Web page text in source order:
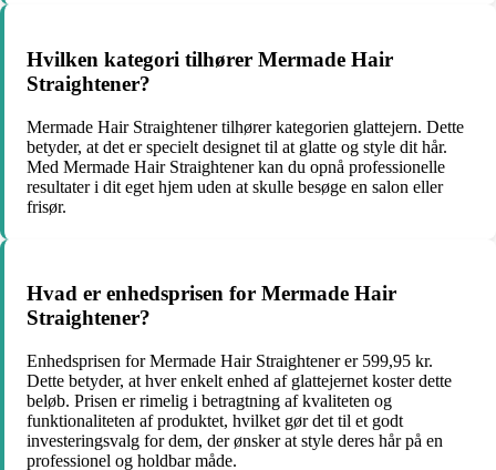
Hvilken kategori tilhører Mermade Hair
Straightener?
Mermade Hair Straightener tilhører kategorien glattejern. Dette
betyder, at det er specielt designet til at glatte og style dit hår.
Med Mermade Hair Straightener kan du opnå professionelle
resultater i dit eget hjem uden at skulle besøge en salon eller
frisør.
Hvad er enhedsprisen for Mermade Hair
Straightener?
Enhedsprisen for Mermade Hair Straightener er 599,95 kr.
Dette betyder, at hver enkelt enhed af glattejernet koster dette
beløb. Prisen er rimelig i betragtning af kvaliteten og
funktionaliteten af produktet, hvilket gør det til et godt
investeringsvalg for dem, der ønsker at style deres hår på en
professionel og holdbar måde.